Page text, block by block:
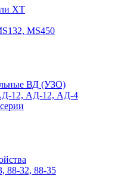
XT
MS450
ВД (УЗО)
12, АД-12, АД-4
88-32, 88-35